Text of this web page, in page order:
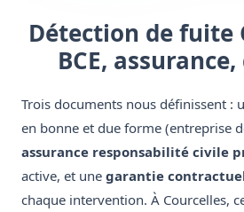
Détection de fuite
BCE,
Trois documents nous définissent :
en bonne et due forme (entreprise
assurance responsabilité civile
active, et une garantie
chaque intervention. À Courcelles,